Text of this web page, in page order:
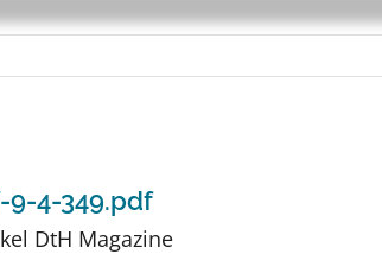
9-4-349.pdf
DtH Magazine